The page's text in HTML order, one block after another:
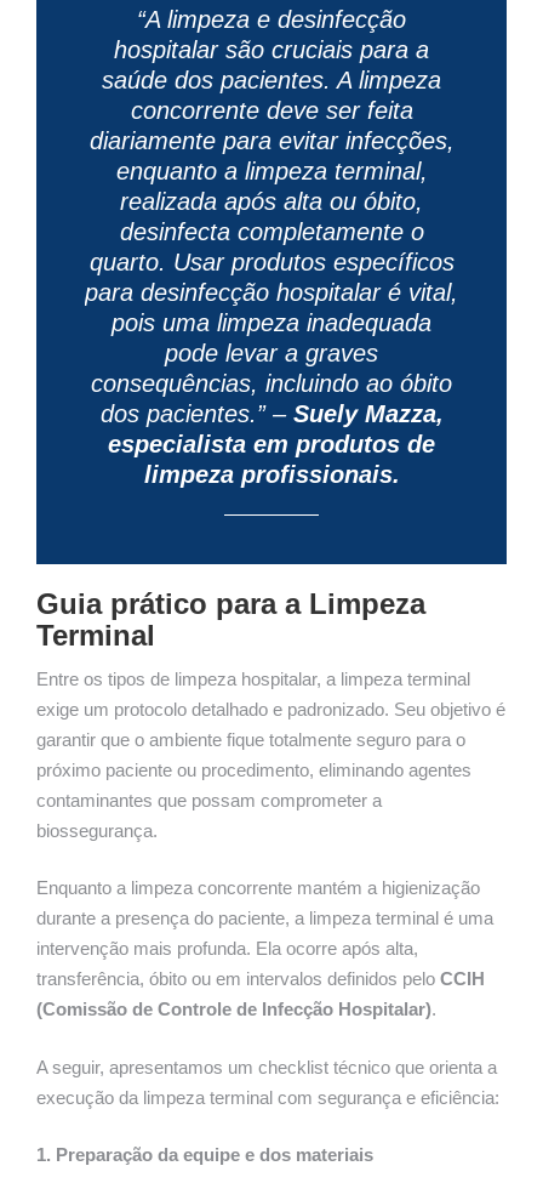
“A limpeza e desinfecção
hospitalar são cruciais para a
saúde dos pacientes. A limpeza
concorrente deve ser feita
diariamente para evitar infecções,
enquanto a limpeza terminal,
realizada após alta ou óbito,
desinfecta completamente o
quarto. Usar produtos específicos
para desinfecção hospitalar é vital,
pois uma limpeza inadequada
pode levar a graves
consequências, incluindo ao óbito
dos pacientes.” – Suely Mazza,
especialista em produtos de
limpeza profissionais.
Guia prático para a Limpeza
Terminal
Entre os tipos de limpeza hospitalar, a limpeza terminal
exige um protocolo detalhado e padronizado. Seu objetivo é
garantir que o ambiente fique totalmente seguro para o
próximo paciente ou procedimento, eliminando agentes
contaminantes que possam comprometer a
biossegurança.
Enquanto a limpeza concorrente mantém a higienização
durante a presença do paciente, a limpeza terminal é uma
intervenção mais profunda. Ela ocorre após alta,
transferência, óbito ou em intervalos definidos pelo CCIH
(Comissão de Controle de Infecção Hospitalar).
A seguir, apresentamos um checklist técnico que orienta a
execução da limpeza terminal com segurança e eficiência:
1. Preparação da equipe e dos materiais